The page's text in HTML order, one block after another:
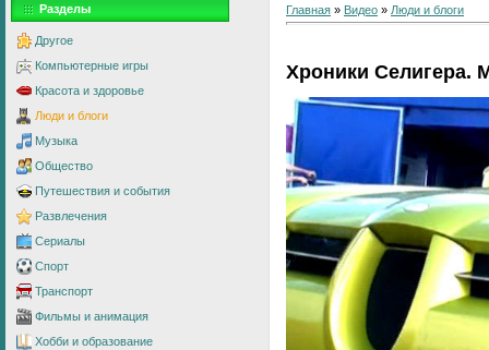
Разделы
Другое
Компьютерные игры
Красота и здоровье
Люди и блоги
Музыка
Общество
Путешествия и события
Развлечения
Сериалы
Спорт
Транспорт
Фильмы и анимация
Хобби и образование
Главная » Видео » Люди и блоги
Хроники Селигера.